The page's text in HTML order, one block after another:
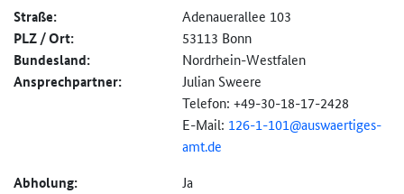
Straße: Adenauerallee 103
PLZ / Ort: 53113 Bonn
Bundesland: Nordrhein-Westfalen
Ansprechpartner:
Julian Sweere
Telefon: +49-30-18-17-2428
E-Mail: 126-1-101@auswaertiges-
amt.de
Abholung: Ja